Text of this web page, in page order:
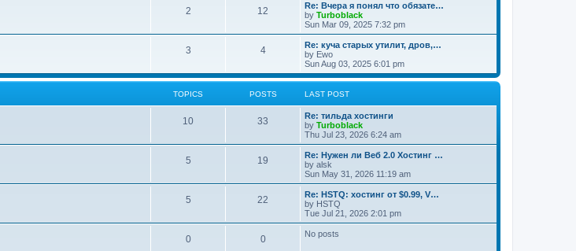
2 12
Re: Вчера я понял что обязате…
by Turboblack
Sun Mar 09, 2025 7:32 pm
3 4
Re: куча старых утилит, дров,…
by Ewo
Sun Aug 03, 2025 6:01 pm
TOPICS POSTS LAST POST
10 33
Re: тильда хостинги
by Turboblack
Thu Jul 23, 2026 6:24 am
5 19
Re: Нужен ли Веб 2.0 Хостинг …
by alsk
Sun May 31, 2026 11:19 am
5 22
Re: HSTQ: хостинг от $0.99, V…
by HSTQ
Tue Jul 21, 2026 2:01 pm
0 0 No posts